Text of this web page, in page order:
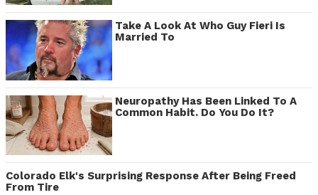
Take A Look At Who Guy Fieri Is
Married To
Neuropathy Has Been Linked To A
Common Habit. Do You Do It?
Colorado Elk's Surprising Response After Being Freed
From Tire